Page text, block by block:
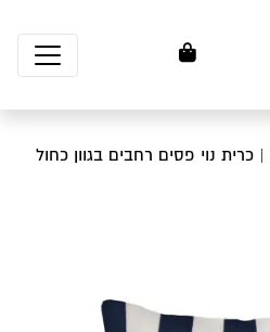
| כרית נוי פסים רחבים בגוון כחול